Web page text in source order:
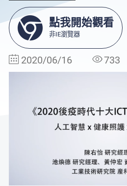
點我開始觀看
非IE瀏覽器
2020/06/16 733